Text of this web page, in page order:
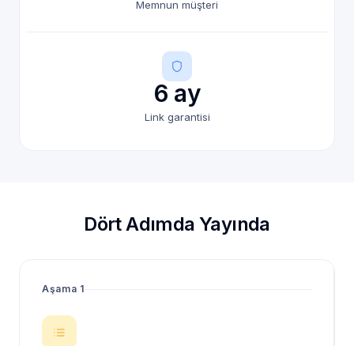
Memnun müşteri
6 ay
Link garantisi
Dört Adımda Yayında
Aşama 1